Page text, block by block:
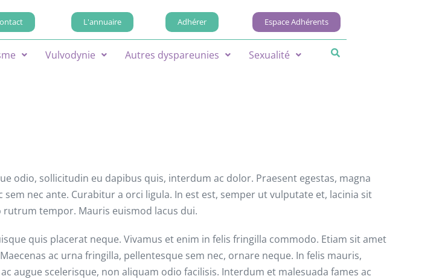
L'annuaire Adhérer Espace Adhérents
Vulvodynie Autres dyspareunies Sexualité
odio, sollicitudin eu dapibus quis, interdum ac dolor. Praesent egestas, magna
nec ante. Curabitur a orci ligula. In est est, semper ut vulputate et, lacinia sit
tempor. Mauris euismod lacus dui.
quis placerat neque. Vivamus et enim in felis fringilla commodo. Etiam sit amet
ac urna fringilla, pellentesque sem nec, ornare neque. In felis mauris,
augue scelerisque, non aliquam odio facilisis. Interdum et malesuada fames ac